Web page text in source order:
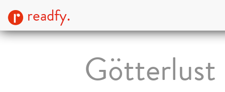
readfy.
Götterlust